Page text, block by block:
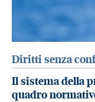
Diritti senza
Il sistema della
quadro